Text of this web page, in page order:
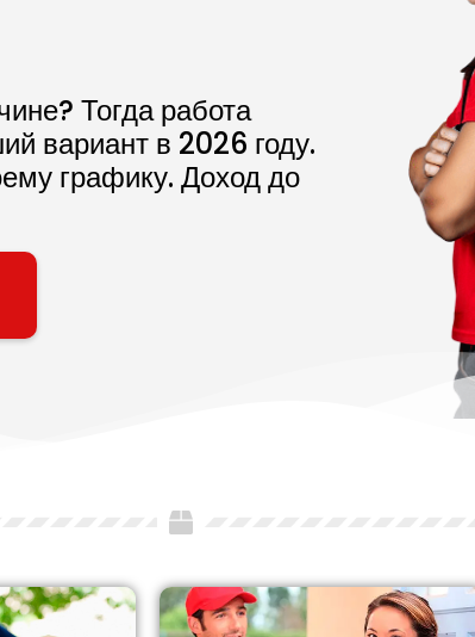
Тогда работа
вариант в 2026 году.
графику. Доход до